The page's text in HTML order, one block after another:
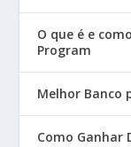
O que é e
Program
Melhor Banco
Como Ganhar